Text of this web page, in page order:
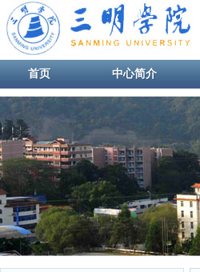
首页 中心简介